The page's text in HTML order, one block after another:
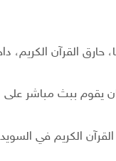
حارق القرآن
يقوم ببث مباشر
الكريم في